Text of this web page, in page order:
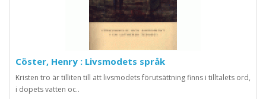
Cöster, Henry : Livsmodets språk
Kristen tro är tilliten till att livsmodets förutsättning finns i tilltalets ord,
i dopets vatten oc..